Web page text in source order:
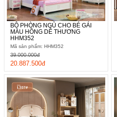
BỘ PHÒNG NGỦ CHO BÉ GÁI
MÀU HỒNG DỄ THƯƠNG
HHM352
Mã sản phẩm: HHM352
20.887.500đ
39.000.000đ